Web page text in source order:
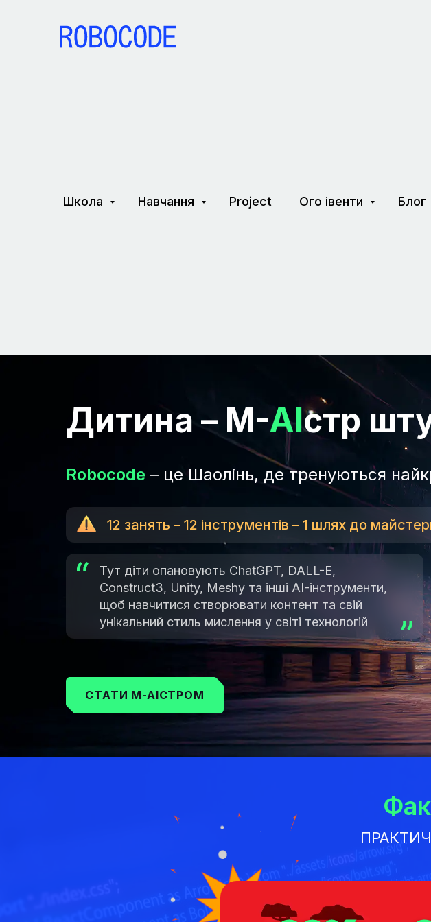
Школа Навчання Project Ого івенти Блог
Дитина – M-AIстр
СТАТИ M-AIСТРОМ
Robocode – це Шаолінь, де тренуються
Тут діти опановують ChatGPT, DALL-E,
Construct3, Unity, Meshy та інші AI-інструменти,
щоб навчитися створювати контент та свій
унікальний стиль мислення у світі технологій
12 занять – 12 інструментів – 1 шлях до